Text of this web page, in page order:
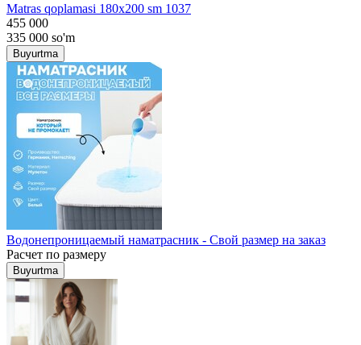
Matras qoplamasi 180x200 sm 1037
455 000
335 000 so'm
Buyurtma
Водонепроницаемый наматрасник - Свой размер на заказ
Расчет по размеру
Buyurtma